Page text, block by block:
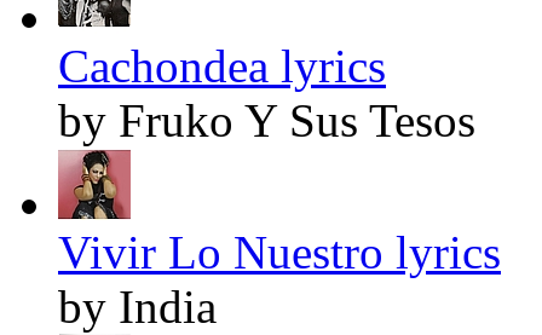
Cachondea lyrics
by Fruko Y Sus Tesos
Vivir Lo Nuestro lyrics
by India